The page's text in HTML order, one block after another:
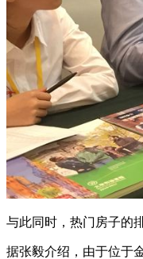
与此同时，热门房子的
据张毅介绍，由于位于